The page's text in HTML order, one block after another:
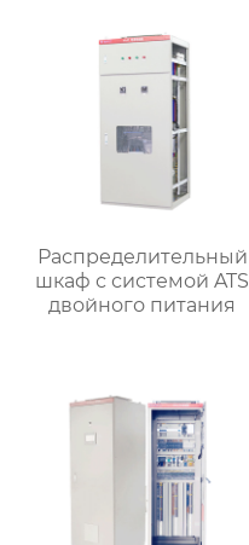
Распределительный
шкаф с системой ATS
двойного питания